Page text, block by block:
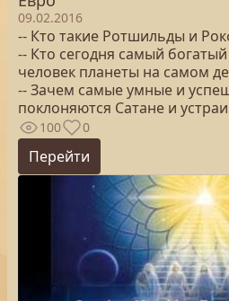
09.02.2016
-- Кто такие Ротшильды и
-- Кто сегодня самый
человек планеты на самом
-- Зачем самые умные и
поклоняются Сатане и
100 0
Перейти